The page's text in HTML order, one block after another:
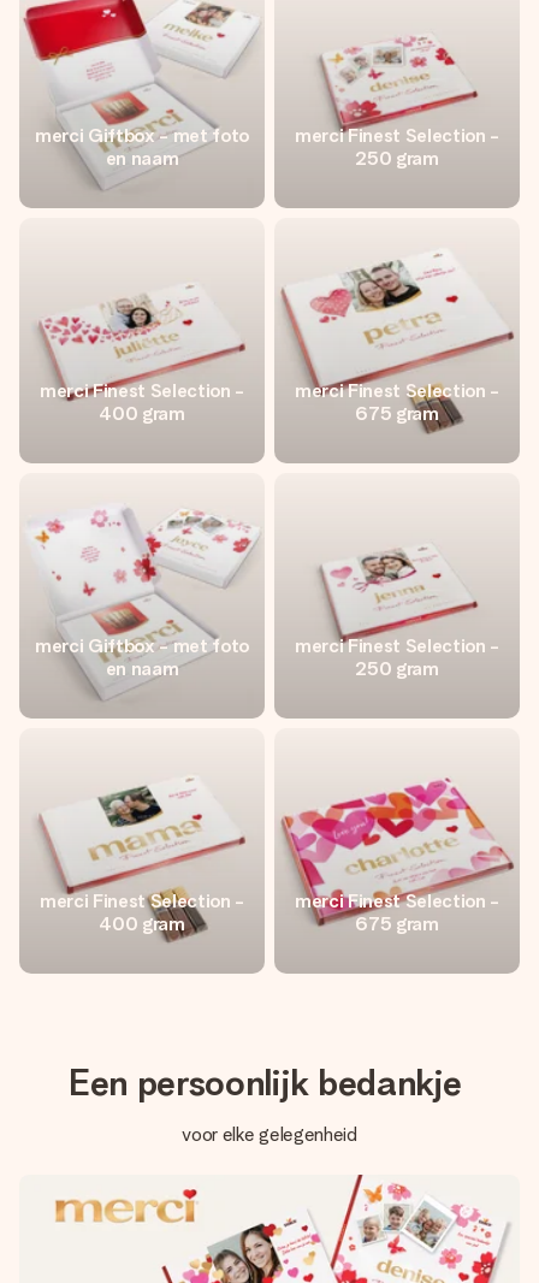
merci Giftbox - met foto
en naam
merci Finest Selection -
250 gram
merci Finest Selection -
400 gram
merci Finest Selection -
675 gram
merci Giftbox - met foto
en naam
merci Finest Selection -
250 gram
merci Finest Selection -
400 gram
merci Finest Selection -
675 gram
Een persoonlijk bedankje
voor elke gelegenheid